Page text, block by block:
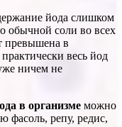
йода слишком
обычной соли во всех
превышена в
весь йод
ничем не
в организме можно
фасоль, репу, редис,